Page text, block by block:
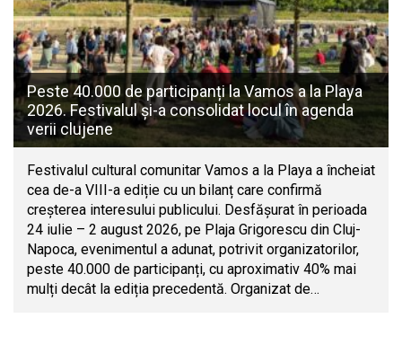
Peste 40.000 de participanți la Vamos a la Playa
2026. Festivalul și-a consolidat locul în agenda
verii clujene
Festivalul cultural comunitar Vamos a la Playa a încheiat
cea de-a VIII-a ediție cu un bilanț care confirmă
creșterea interesului publicului. Desfășurat în perioada
24 iulie – 2 august 2026, pe Plaja Grigorescu din Cluj-
Napoca, evenimentul a adunat, potrivit organizatorilor,
peste 40.000 de participanți, cu aproximativ 40% mai
mulți decât la ediția precedentă. Organizat de…